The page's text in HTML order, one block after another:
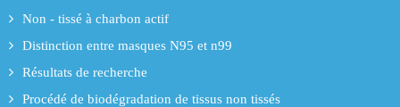
Non - tissé à charbon actif
Distinction entre masques N95 et n99
Résultats de recherche
Procédé de biodégradation de tissus non tissés